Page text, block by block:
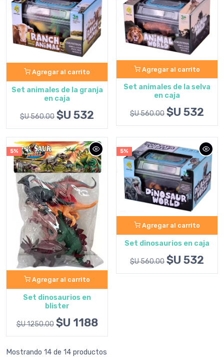
Agregar al carrito
Set animales de la granja
en caja
$U 560.00 $U 532
Agregar al carrito
Set animales de la selva
en caja
$U 560.00 $U 532
5%
Agregar al carrito
Set dinosaurios en
blister
$U 1250.00 $U 1188
5%
Agregar al carrito
Set dinosaurios en caja
$U 560.00 $U 532
Mostrando 14 de 14 productos